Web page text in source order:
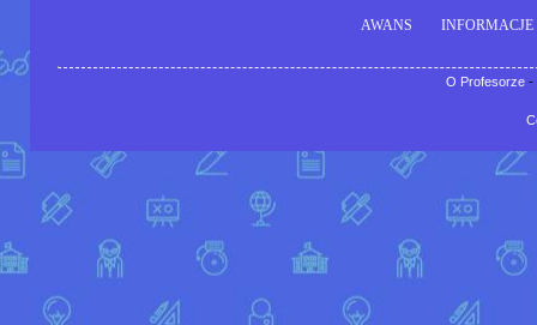
AWANS INFORMACJE
O Profesorze-